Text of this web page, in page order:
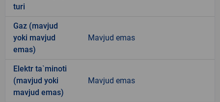
turi
Gaz (mavjud
yoki mavjud
emas)
Mavjud emas
Elektr ta`minoti
(mavjud yoki
mavjud emas)
Mavjud emas